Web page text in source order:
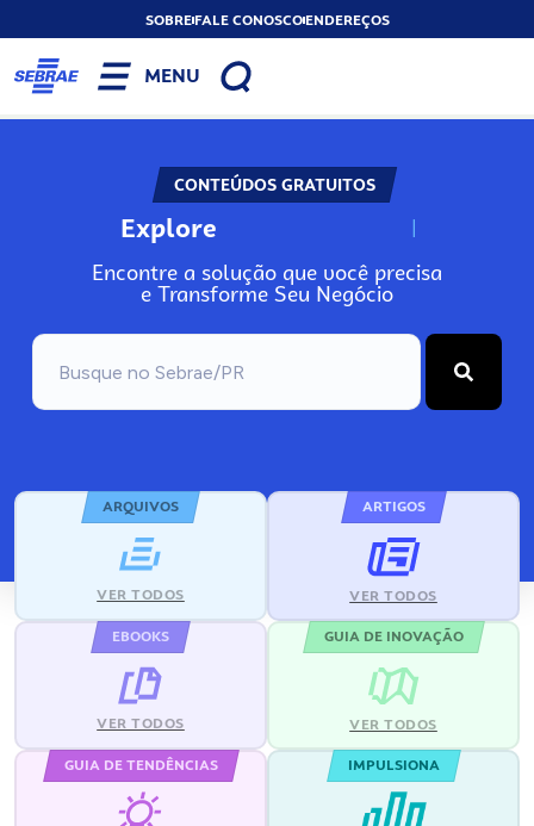
SOBREFALE CONOSCOENDEREÇOS
MENU
CONTEÚDOS GRATUITOS
Explore N
Encontre a solução que você precisa
e Transforme Seu Negócio
ARQUIVOS
VER TODOS
ARTIGOS
VER TODOS
EBOOKS
VER TODOS
GUIA DE INOVAÇÃO
VER TODOS
GUIA DE TENDÊNCIAS IMPULSIONA